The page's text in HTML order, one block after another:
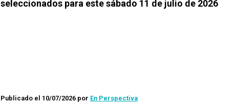
seleccionados para este sábado 11 de julio de 2026
Publicado el 10/07/2026 por En Perspectiva